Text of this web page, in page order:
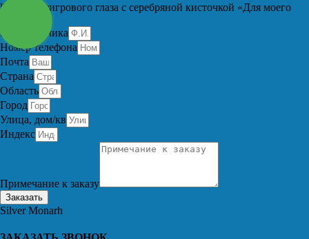
Чётки из тигрового глаза с серебряной кисточкой «Для моего
Имя заказчика
Номер телефона
Почта
Страна
Область
Город
Улица, дом/кв
Индекс
Примечание к заказу
Заказать
Silver Monarh